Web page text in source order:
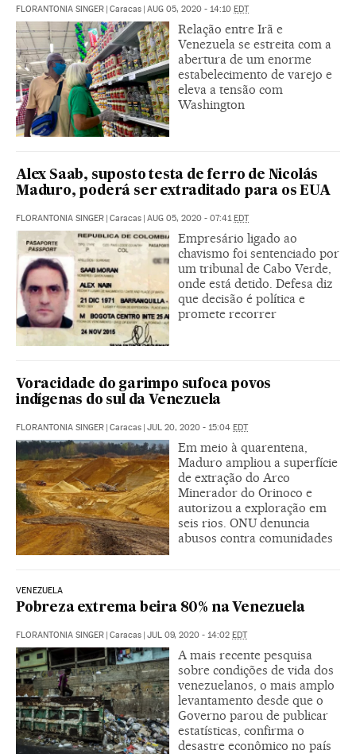
FLORANTONIA SINGER | Caracas | AUG 05, 2020 - 14:10 EDT
Relação entre Irã e
Venezuela se estreita com a
abertura de um enorme
estabelecimento de varejo e
eleva a tensão com
Washington
Alex Saab, suposto testa de ferro de Nicolás
Maduro, poderá ser extraditado para os EUA
FLORANTONIA SINGER | Caracas | AUG 05, 2020 - 07:41 EDT
Empresário ligado ao
chavismo foi sentenciado por
um tribunal de Cabo Verde,
onde está detido. Defesa diz
que decisão é política e
promete recorrer
Voracidade do garimpo sufoca povos
indígenas do sul da Venezuela
FLORANTONIA SINGER | Caracas | JUL 20, 2020 - 15:04 EDT
Em meio à quarentena,
Maduro ampliou a superfície
de extração do Arco
Minerador do Orinoco e
autorizou a exploração em
seis rios. ONU denuncia
abusos contra comunidades
VENEZUELA
Pobreza extrema beira 80% na Venezuela
FLORANTONIA SINGER | Caracas | JUL 09, 2020 - 14:02 EDT
A mais recente pesquisa
sobre condições de vida dos
venezuelanos, o mais amplo
levantamento desde que o
Governo parou de publicar
estatísticas, confirma o
desastre econômico no país